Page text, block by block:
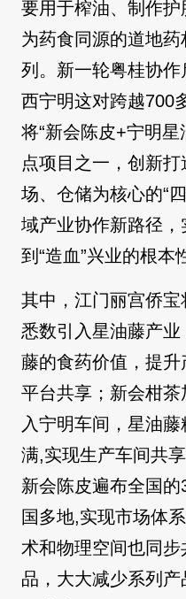
要用于榨油、制作
为药食同源的道地
列。新一轮粤桂协
西宁明这对跨越700
将“新会陈皮+宁明
点项目之一，创新
场、仓储为核心的“
域产业协作新路径，
到“造血”兴业的根本
其中，江门丽宫侨
悉数引入星油藤产
藤的食药价值，提
平台共享；新会柑
入宁明车间，星油藤
满,实现生产车间共
新会陈皮遍布全国
国多地,实现市场体
术和物理空间也同
品，大大减少系列